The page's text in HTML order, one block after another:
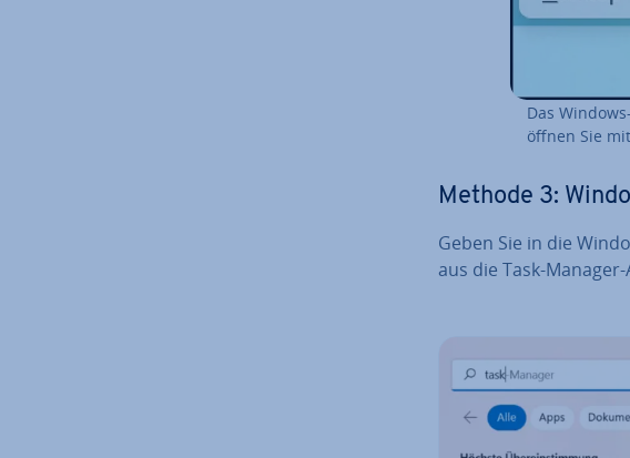
Das
öffnen Sie mit
Methode 3:
Geben Sie in die
aus die Task-Manager-